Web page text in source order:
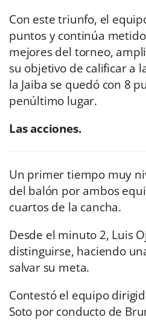
Con este triunfo, el
puntos y continúa
mejores del torneo,
su objetivo de calificar a
la Jaiba se quedó con 8
penúltimo lugar.
Las acciones.
Un primer tiempo muy
del balón por ambos
cuartos de la cancha.
Desde el minuto 2, Luis
distinguirse, haciendo
salvar su meta.
Contestó el equipo
Soto por conducto de